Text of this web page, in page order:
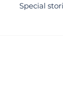
Special